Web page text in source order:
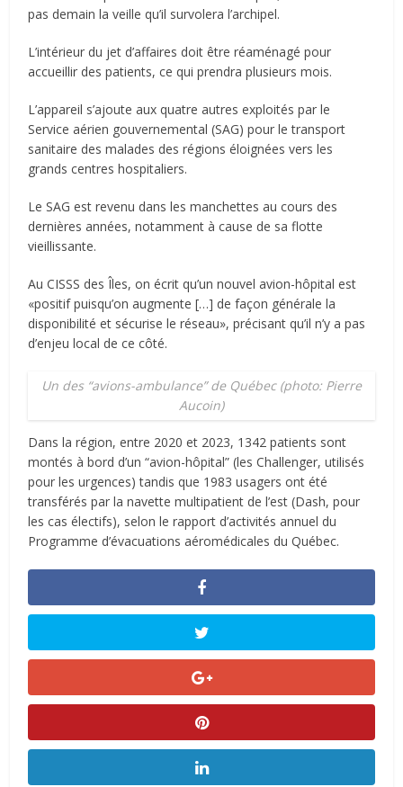
pas demain la veille qu’il survolera l’archipel.
L’intérieur du jet d’affaires doit être réaménagé pour
accueillir des patients, ce qui prendra plusieurs mois.
L’appareil s’ajoute aux quatre autres exploités par le
Service aérien gouvernemental (SAG) pour le transport
sanitaire des malades des régions éloignées vers les
grands centres hospitaliers.
Le SAG est revenu dans les manchettes au cours des
dernières années, notamment à cause de sa flotte
vieillissante.
Au CISSS des Îles, on écrit qu’un nouvel avion-hôpital est
«positif puisqu’on augmente […] de façon générale la
disponibilité et sécurise le réseau», précisant qu’il n’y a pas
d’enjeu local de ce côté.
Un des “avions-ambulance” de Québec (photo: Pierre
Aucoin)
Dans la région, entre 2020 et 2023, 1342 patients sont
montés à bord d’un “avion-hôpital” (les Challenger, utilisés
pour les urgences) tandis que 1983 usagers ont été
transférés par la navette multipatient de l’est (Dash, pour
les cas électifs), selon le rapport d’activités annuel du
Programme d’évacuations aéromédicales du Québec.